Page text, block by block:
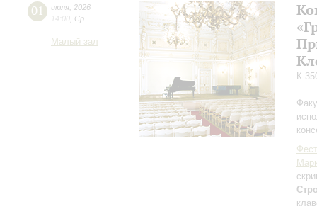
01 июля 2026
14:00 Ср
Малый зал
К